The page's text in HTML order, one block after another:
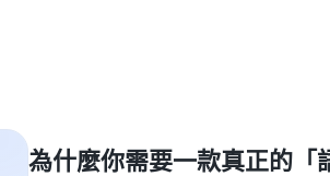
為什麼你需要一款真正的「